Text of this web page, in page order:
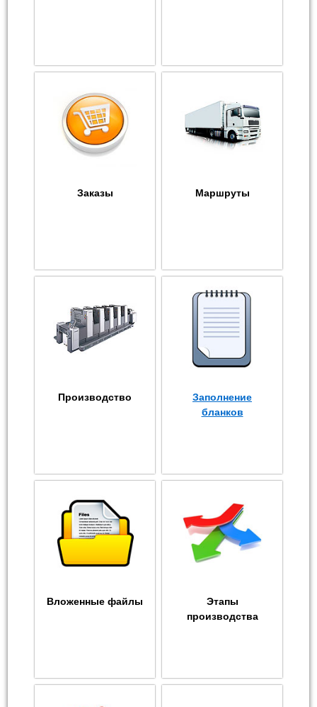
Заказы Маршруты
Производство
Заполнение
бланков
Вложенные файлы
Этапы
производства